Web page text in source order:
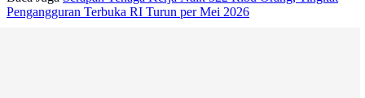
Pengangguran Terbuka RI Turun per Mei 2026